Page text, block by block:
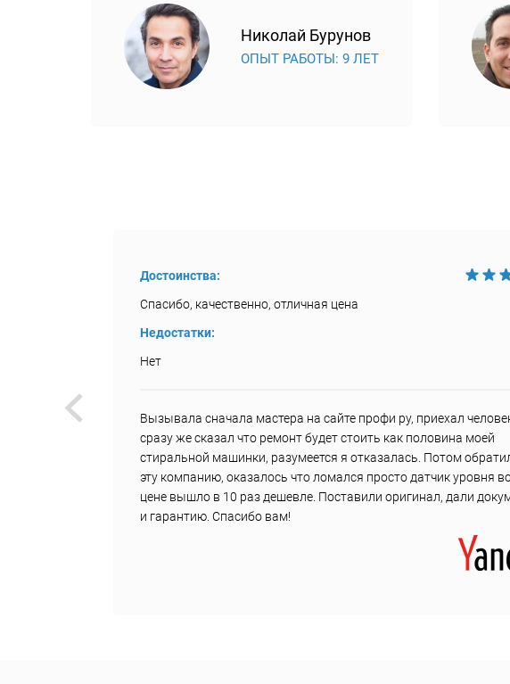
Николай Бурунов
ОПЫТ РАБОТЫ: 9 ЛЕТ
Достоинства:
Спасибо, качественно, отличная цена
Недостатки:
Нет
Вызывала сначала мастера на сайте профи ру, приехал
сразу же сказал что ремонт будет стоить как половина моей
стиральной машинки, разумеется я отказалась. Потом
эту компанию, оказалось что ломался просто датчик уровня
цене вышло в 10 раз дешевле. Поставили оригинал, дали
и гарантию. Спасибо вам!